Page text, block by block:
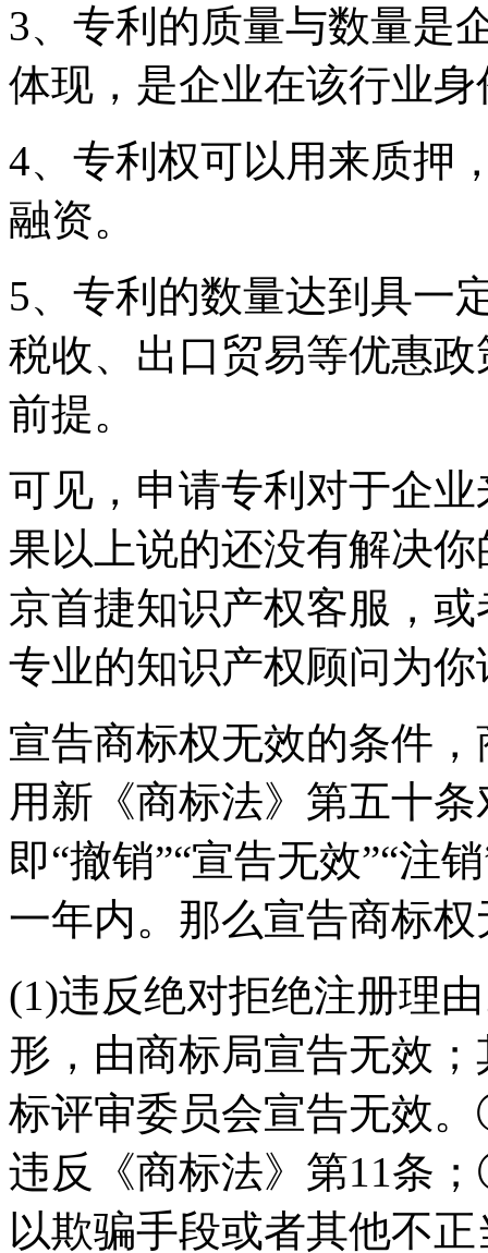
3、专利的质量与数量是
体现，是企业在该行业
4、专利权可以用来质押
融资。
5、专利的数量达到具一
税收、出口贸易等优惠
前提。
可见，申请专利对于企
果以上说的还没有解决
京首捷知识产权客服，
专业的知识产权顾问为
宣告商标权无效的条件
用新《商标法》第五十
即“撤销”“宣告无效”“注
一年内。那么宣告商标
(1)违反绝对拒绝注册理
形，由商标局宣告无效
标评审委员会宣告无效
违反《商标法》第11条
以欺骗手段或者其他不